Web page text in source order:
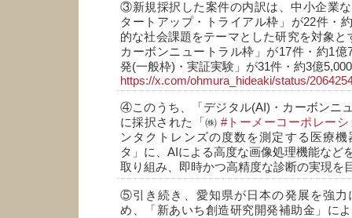
③新規採択した案件の内訳は、中小企業
タートアップ・トライアル枠」が22件・
的な社会課題をテーマとした研究を対象と
カーボンニュートラル枠」が17件・約1億
発(一般枠)・実証実験」が31件・約3億
https://x.com/ohmura_hideaki/status/
④このうち、「デジタル(AI)・カーボンニ
に採択された「㈱#トーメーコーポレーシ
ンタクトレンズの度数を測定する医療
タ」に、AIによる高度な画像処理機能など
取り組み、即時かつ高精度な診断の実現を
⑤引き続き、愛知県が日本の発展を強力
め、「新あいち創造研究開発補助金」に